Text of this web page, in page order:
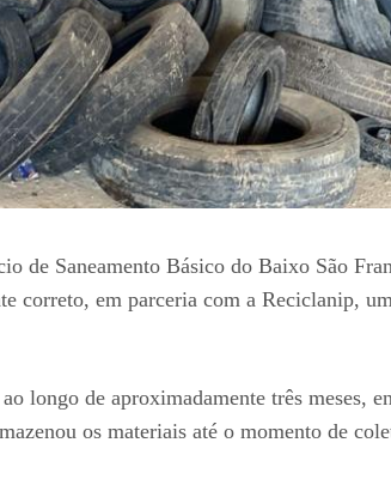
de Saneamento Básico do Baixo São
correto, em parceria com a Reciclanip,
longo de aproximadamente três meses,
os materiais até o momento de